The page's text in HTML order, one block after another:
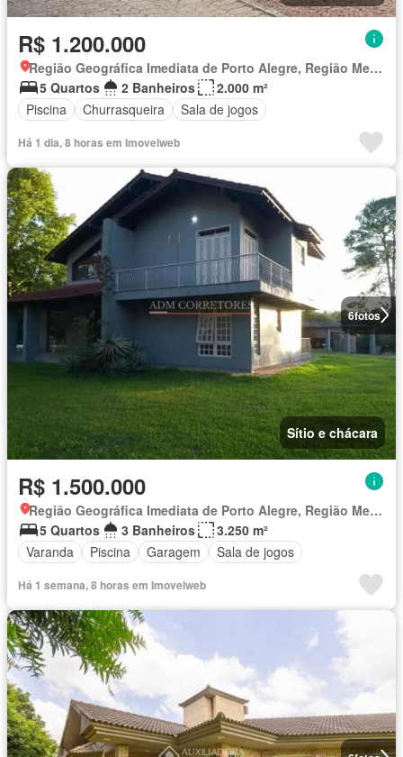
R$ 1.200.000
Região Geográfica Imediata de Porto Alegre, Região Metropolitana de Porto Alegre
5 Quartos
2 Banheiros
2.000 m²
Piscina
Churrasqueira Sala de jogos
Há 1 dia, 8 horas em Imovelweb
6fotos
Sítio e chácara
R$ 1.500.000
Região Geográfica Imediata de Porto Alegre, Região Metropolitana de Porto Alegre
5 Quartos
3 Banheiros
3.250 m²
Varanda
Piscina Garagem Sala de jogos
Há 1 semana, 8 horas em Imovelweb